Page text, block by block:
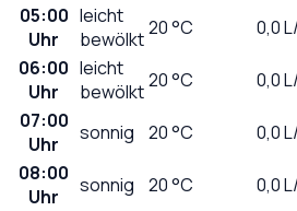
05:00
Uhr
leicht
bewölkt20°C 0,0
06:00
Uhr
leicht
bewölkt20°C 0,0
07:00
Uhr
sonnig 20°C 0,0
08:00
Uhr
sonnig 20°C 0,0